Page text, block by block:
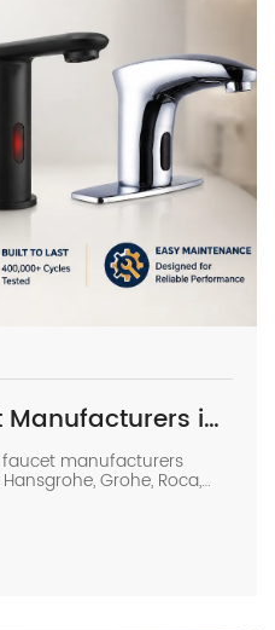
Top Sensor Faucet Manufacturers in Europe | 2026 Buyer’s Guide
manufacturers
Grohe, Roca,
high-spec Chinese
emerged as competitive
In such facilities,
lead to ghost flushing,